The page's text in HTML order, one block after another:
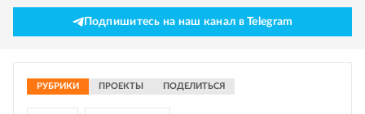
Подпишитесь на наш канал в Telegram
РУБРИКИ ПРОЕКТЫ ПОДЕЛИТЬСЯ